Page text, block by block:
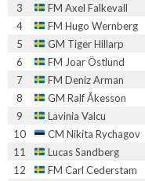
3
FM Axel Falkevall
4
FM Hugo Wernberg
5
GM Tiger Hillarp
6
FM Joar Östlund
7
FM Deniz Arman
8
GM Ralf Åkesson
9
Lavinia Valcu
10
CM Nikita Rychagov
11
Lucas Sandberg
12
FM Carl Cederstam